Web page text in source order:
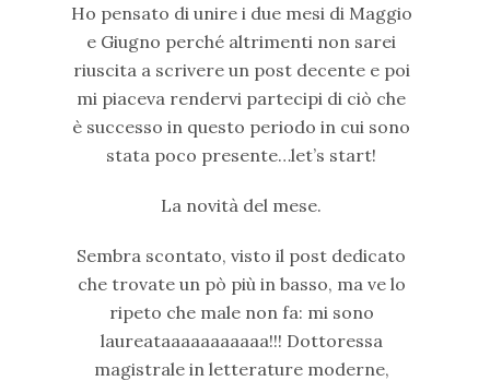
Ho pensato di unire i due mesi di Maggio
e Giugno perché altrimenti non sarei
riuscita a scrivere un post decente e poi
mi piaceva rendervi partecipi di ciò che
è successo in questo periodo in cui sono
stata poco presente…let’s start!
La novità del mese.
Sembra scontato, visto il post dedicato
che trovate un pò più in basso, ma ve lo
ripeto che male non fa: mi sono
laureataaaaaaaaaaa!!! Dottoressa
magistrale in letterature moderne,